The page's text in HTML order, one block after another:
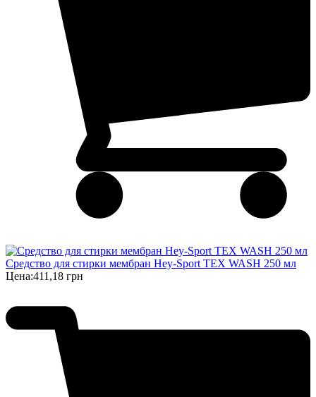
Средство для стирки мембран Hey-Sport TEX WASH 250 мл
Цена:411,18 грн